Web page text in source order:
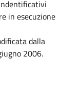
in esecuzione
dalla
2006.